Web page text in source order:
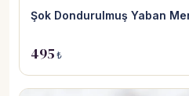
Şok Dondurulmuş Yaban
495 ₺